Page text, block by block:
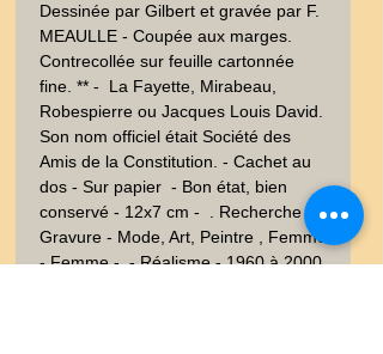
Dessinée par Gilbert et gravée par F.
MEAULLE - Coupée aux marges.
Contrecollée sur feuille cartonnée
fine. ** -  La Fayette, Mirabeau,
Robespierre ou Jacques Louis David.
Son nom officiel était Société des
Amis de la Constitution. - Cachet au
dos - Sur papier  - Bon état, bien
conservé - 12x7 cm -  . Recherche :
Gravure - Mode, Art, Peintre , Femme
- Femme -  - Réalisme - 1960 à 2000